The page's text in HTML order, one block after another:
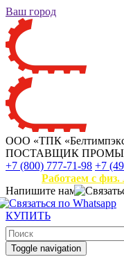
Ваш город
ООО «ТПК
ПОСТАВЩИК
+7 (800) 777-71-98 +7
Работаем с
Напишите нам
КУПИТЬ
Toggle navigation